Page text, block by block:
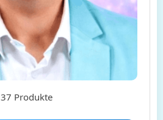
37 Produkte